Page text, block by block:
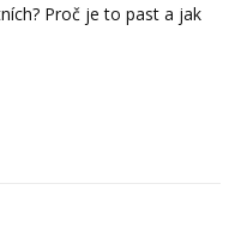
Proč je to past a jak